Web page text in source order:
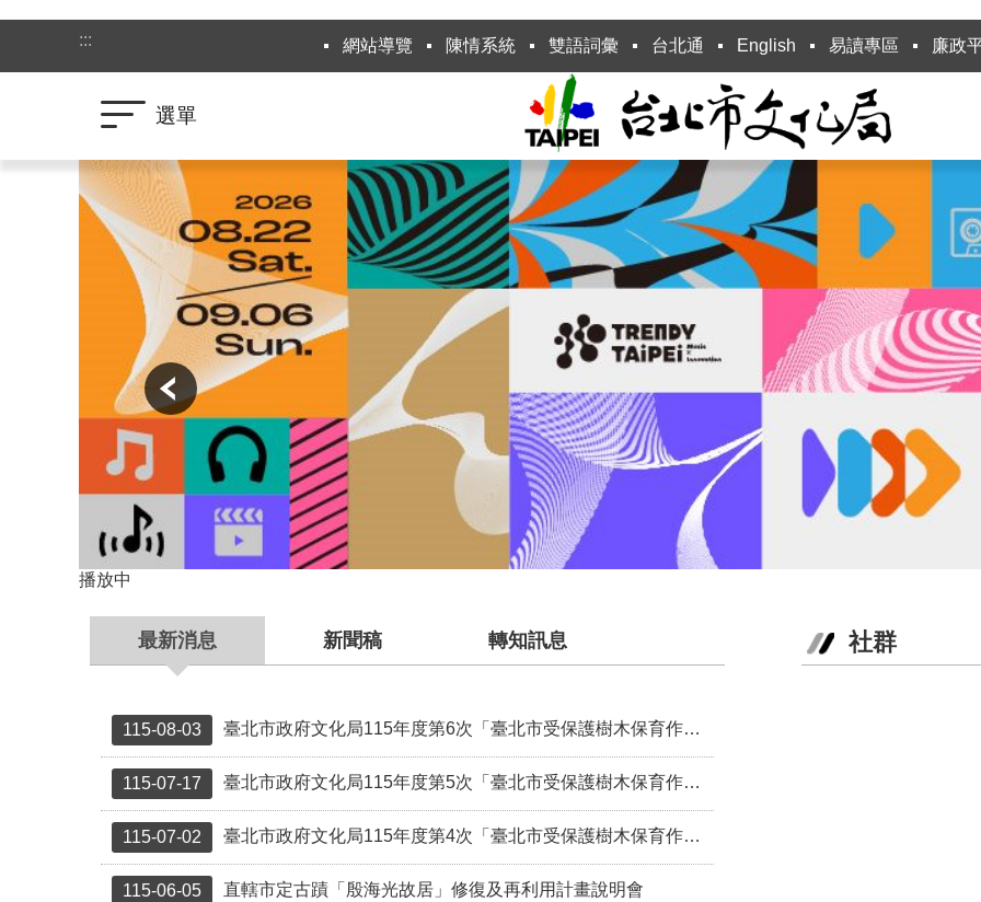
跳到主要內容區塊
:::
網站導覽 陳情系統 雙語詞彙 台北通 English 易讀專區 廉政
選單
:::
播放中
最新消息 新聞稿 轉知訊息
115-08-03 臺北市政府文化局115年度第6次「臺北市受保護樹木保育作業補助」 結果一覽表
115-07-17 臺北市政府文化局115年度第5次「臺北市受保護樹木保育作業補助」結果一覽表
115-07-02 臺北市政府文化局115年度第4次「臺北市受保護樹木保育作業補助」結果一覽表
115-06-05 直轄市定古蹟「殷海光故居」修復及再利用計畫說明會
社群